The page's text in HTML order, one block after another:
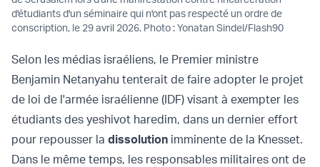
d'étudiants d'un séminaire qui n'ont pas respecté un ordre de
conscription, le 29 avril 2026. Photo : Yonatan Sindel/Flash90
Selon les médias israéliens, le Premier ministre
Benjamin Netanyahu tenterait de faire adopter le projet
de loi de l'armée israélienne (IDF) visant à exempter les
étudiants des yeshivot haredim, dans un dernier effort
pour repousser la dissolution imminente de la Knesset.
Dans le même temps, les responsables militaires ont de